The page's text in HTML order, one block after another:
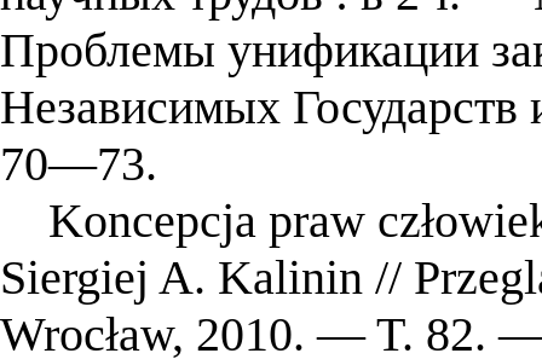
Проблемы унификации
Независимых
70―73.
Koncepcja praw
Siergiej A. Kalinin //
Wrocław, 2010. — T. 82.